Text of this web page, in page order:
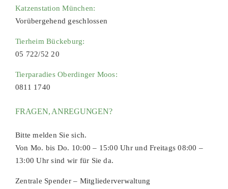
Katzenstation München:
Vorübergehend geschlossen
Tierheim Bückeburg:
05 722/52 20
Tierparadies Oberdinger Moos:
0811 1740
FRAGEN, ANREGUNGEN?
Bitte melden Sie sich.
Von Mo. bis Do. 10:00 – 15:00 Uhr und Freitags 08:00 –
13:00 Uhr sind wir für Sie da.
Zentrale Spender – Mitgliederverwaltung